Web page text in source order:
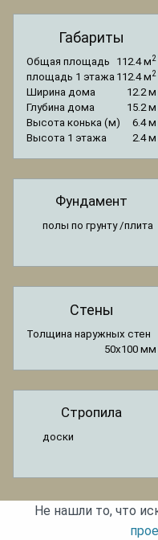
Габариты
Общая площадь 112.4 м2
площадь 1 этажа 112.4 м2
Ширина дома
12.2 м
Глубина дома
15.2 м
Высота конька (м)
6.4 м
Высота 1 этажа
2.4 м
Фундамент
полы по грунту /плита
Стены
Толщина наружных стен
50x100 мм
Стропила
доски
Не нашли то, что